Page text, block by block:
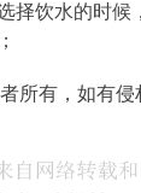
择饮水的时候
所有，如有侵